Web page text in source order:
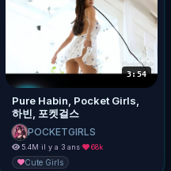
3:54
Pure Habin, Pocket Girls,
하빈, 포켓걸스
POCKETGIRLS
5.4M·il y a 3 ans· 68k
Cute Girls